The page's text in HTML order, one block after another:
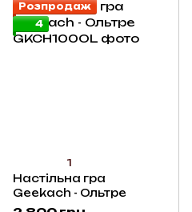
Розпродаж
4
1
Настільна гра
Geekach - Ольтре